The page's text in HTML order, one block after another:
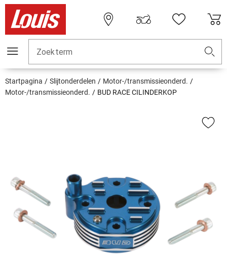
Zoekterm
Startpagina Slijtonderdelen
Motor-/transmissieonderd.
Motor-/transmissieonderd.
BUD RACE CILINDERKOP